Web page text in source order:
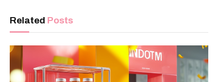
Related Posts